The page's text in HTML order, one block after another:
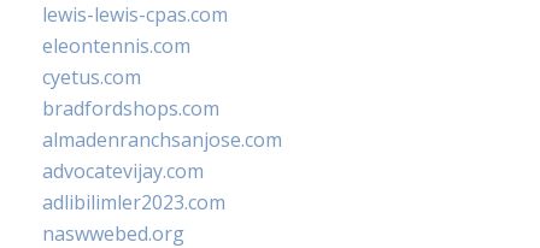
lewis-lewis-cpas.com
eleontennis.com
cyetus.com
bradfordshops.com
almadenranchsanjose.com
advocatevijay.com
adlibilimler2023.com
naswwebed.org